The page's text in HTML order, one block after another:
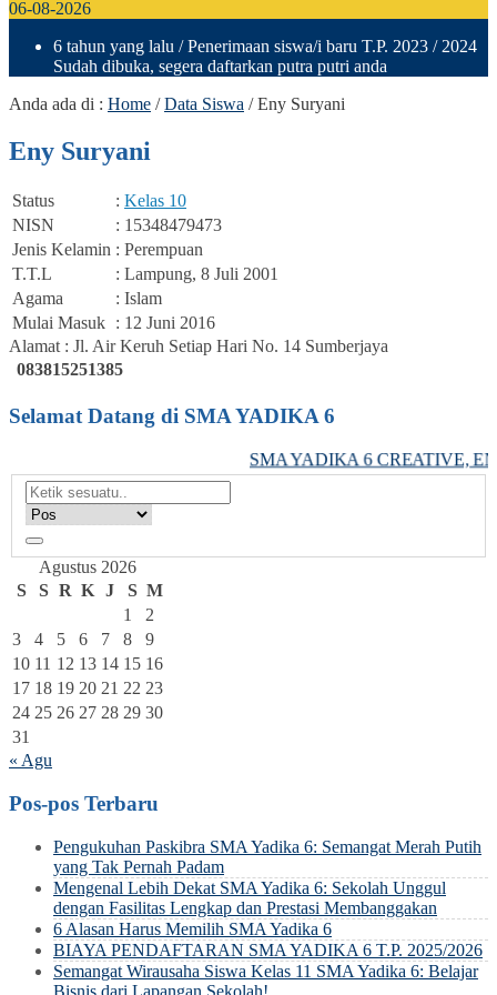
06-08-2026
6 tahun yang lalu / Penerimaan siswa/i baru T.P. 2023 / 2024
Sudah dibuka, segera daftarkan putra putri anda
Anda ada di : Home /Data Siswa /Eny Suryani
Eny Suryani
Status : Kelas 10
NISN
: 15348479473
Jenis Kelamin : Perempuan
T.T.L
: Lampung, 8 Juli 2001
Agama
: Islam
Mulai Masuk : 12 Juni 2016
Alamat : Jl. Air Keruh Setiap Hari No. 14 Sumberjaya
083815251385
Selamat Datang di SMA YADIKA 6
SMA YADIKA 6 CREATIVE,
Agustus 2026
S
S R K J S M
1
2
3
4 5 6 7 8
9
10 11 12 13 14 15 16
17 18 19 20 21 22 23
24 25 26 27 28 29 30
31
« Agu
Pos-pos Terbaru
Pengukuhan Paskibra SMA Yadika 6: Semangat Merah Putih
yang Tak Pernah Padam
Mengenal Lebih Dekat SMA Yadika 6: Sekolah Unggul
dengan Fasilitas Lengkap dan Prestasi Membanggakan
6 Alasan Harus Memilih SMA Yadika 6
BIAYA PENDAFTARAN SMA YADIKA 6 T.P. 2025/2026
Semangat Wirausaha Siswa Kelas 11 SMA Yadika 6: Belajar
Bisnis dari Lapangan Sekolah!